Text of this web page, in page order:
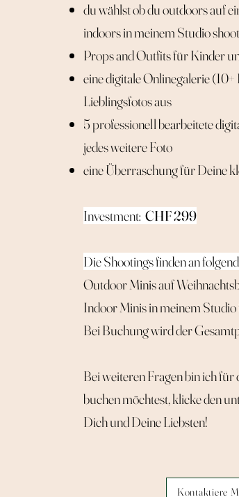
du wählst ob du outdoors auf
indoors in meinem Studio
Props and Outfits für Kinder
eine digitale Onlinegalerie
Lieblingsfotos aus
5 professionell bearbeitete
jedes weitere Foto
eine Überraschung für Deine
Investment: CHF 299
Die Shootings finden an
Outdoor Minis auf
Indoor Minis in meinem
Bei Buchung wird der
Bei weiteren Fragen bin ich
buchen möchtest, klicke den
Dich und Deine Liebsten!
Kontaktiere